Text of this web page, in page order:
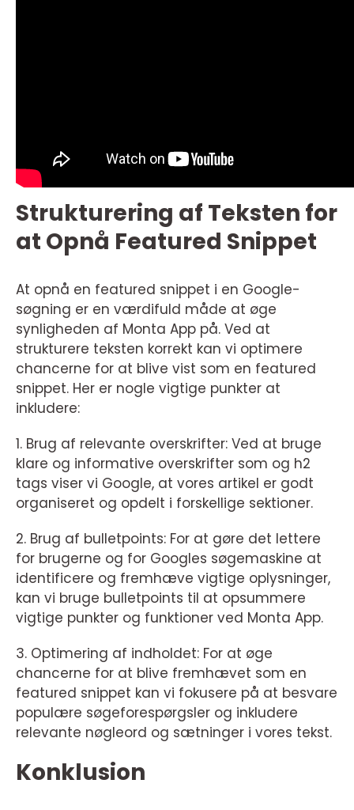
Strukturering af Teksten for
at Opnå Featured Snippet
At opnå en featured snippet i en Google-
søgning er en værdifuld måde at øge
synligheden af Monta App på. Ved at
strukturere teksten korrekt kan vi optimere
chancerne for at blive vist som en featured
snippet. Her er nogle vigtige punkter at
inkludere:
1. Brug af relevante overskrifter: Ved at bruge
klare og informative overskrifter som og h2
tags viser vi Google, at vores artikel er godt
organiseret og opdelt i forskellige sektioner.
2. Brug af bulletpoints: For at gøre det lettere
for brugerne og for Googles søgemaskine at
identificere og fremhæve vigtige oplysninger,
kan vi bruge bulletpoints til at opsummere
vigtige punkter og funktioner ved Monta App.
3. Optimering af indholdet: For at øge
chancerne for at blive fremhævet som en
featured snippet kan vi fokusere på at besvare
populære søgeforespørgsler og inkludere
relevante nøgleord og sætninger i vores tekst.
Konklusion